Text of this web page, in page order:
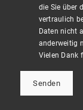
die Sie über
vertraulich
Daten nicht
anderweitig
Vielen Dank
Senden